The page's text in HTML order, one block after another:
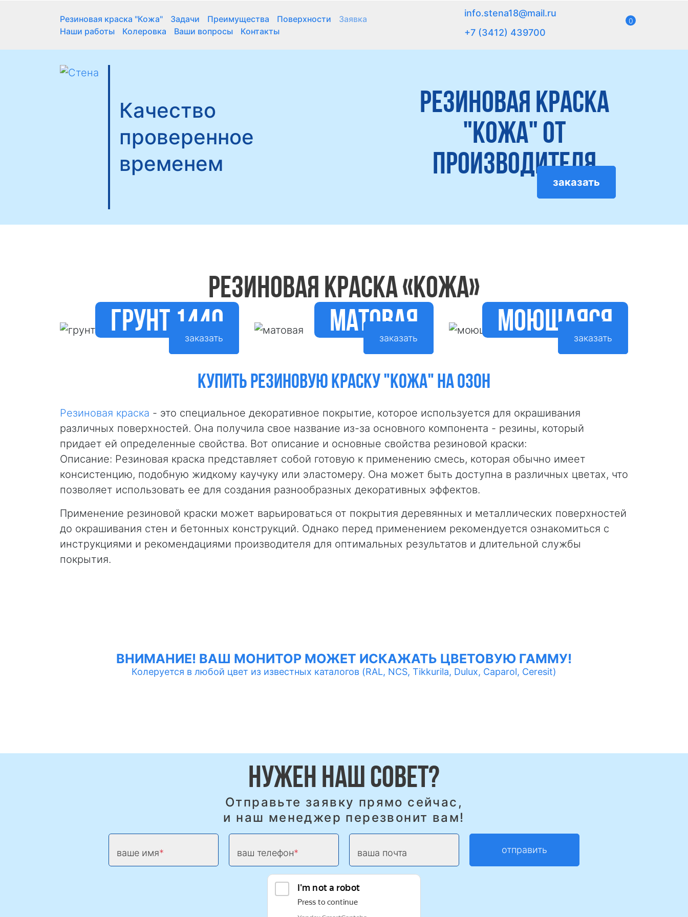
Резиновая краска "Кожа" Задачи Преимущества Поверхности
Заявка
Наши работы
Колеровка Ваши вопросы Контакты
info.stena18@mail.ru
+7 (3412) 439700
0
Качество
проверенное
временем
Резиновая краска
"Кожа" от
производителя
заказать
РЕЗИНОВАЯ КРАСКА «КОЖА»
грунт 1440
заказать
матовая
заказать
моющаяся
заказать
КУПИТЬ РЕЗИНОВУЮ КРАСКУ "КОЖА" НА ОЗОН
Резиновая краска - это специальное декоративное покрытие, которое используется для окрашивания
различных поверхностей. Она получила свое название из-за основного компонента - резины, который
придает ей определенные свойства. Вот описание и основные свойства резиновой краски:
Описание: Резиновая краска представляет собой готовую к применению смесь, которая обычно имеет
консистенцию, подобную жидкому каучуку или эластомеру. Она может быть доступна в различных цветах, что
позволяет использовать ее для создания разнообразных декоративных эффектов.
Применение резиновой краски может варьироваться от покрытия деревянных и металлических поверхностей
до окрашивания стен и бетонных конструкций. Однако перед применением рекомендуется ознакомиться с
инструкциями и рекомендациями производителя для оптимальных результатов и длительной службы
покрытия.
ВНИМАНИЕ! ВАШ МОНИТОР МОЖЕТ ИСКАЖАТЬ ЦВЕТОВУЮ ГАММУ!
Колеруется в любой цвет из известных каталогов (RAL, NCS, Tikkurila, Dulux, Caparol, Ceresit)
НУЖЕН НАШ СОВЕТ?
Отправьте заявку прямо сейчас,
и наш менеджер перезвонит вам!
ваше имя ваш телефон ваша почта отправить